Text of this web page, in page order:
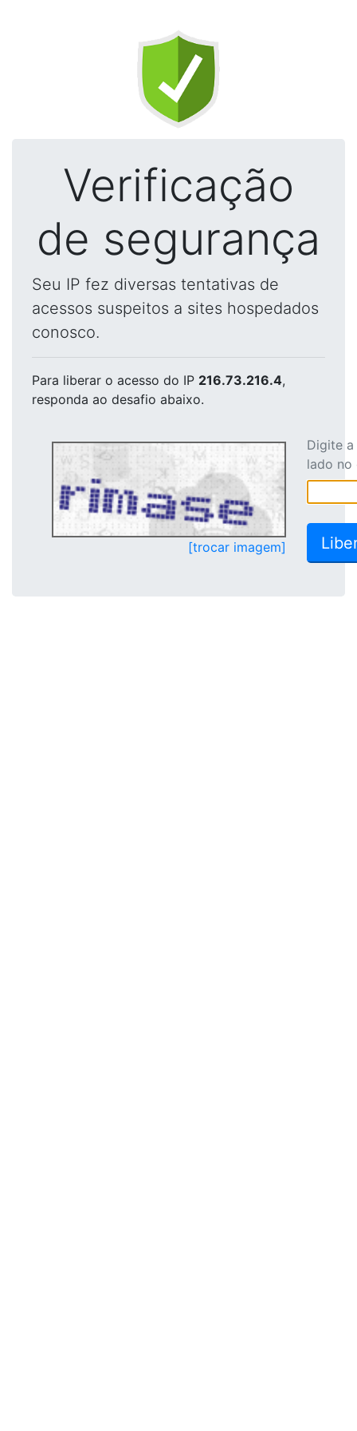
Verificação
de segurança
Seu IP fez diversas tentativas de
acessos suspeitos a sites hospedados
conosco.
Para liberar o acesso do IP 216.73.216.4,
responda ao desafio abaixo.
[trocar imagem]
Digite
lado no